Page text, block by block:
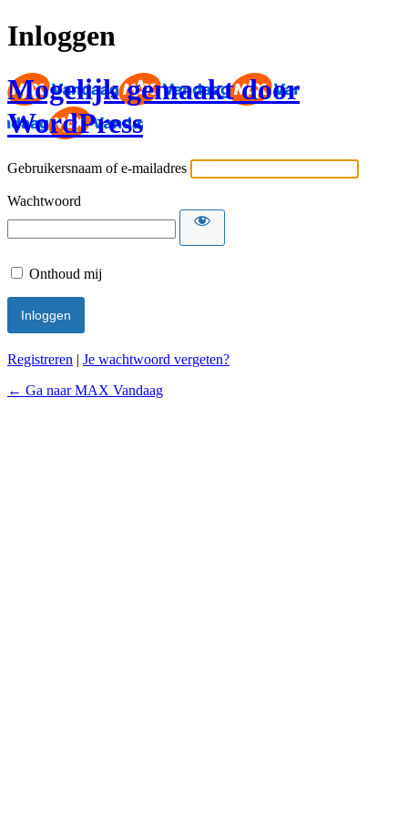
Inloggen
Mogelijk gemaakt door
WordPress
Gebruikersnaam of e-mailadres
Wachtwoord
Onthoud mij
Registreren | Je wachtwoord vergeten?
← Ga naar MAX Vandaag